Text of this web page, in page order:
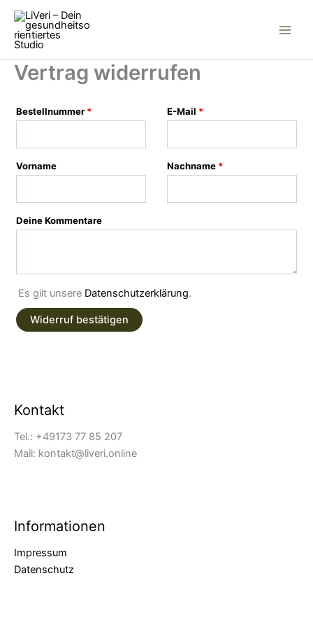
springen
Zum
Inhalt
springen
Vertrag widerrufen
Bestellnummer* E-Mail *
Vorname Nachname *
Page URI *erforderlich
Deine Kommentare
Es gilt unsere Datenschutzerklärung.
Widerruf bestätigen
Kontakt
Tel.: +49173 77 85 207
Mail: kontakt@liveri.online
Informationen
Impressum
Datenschutz